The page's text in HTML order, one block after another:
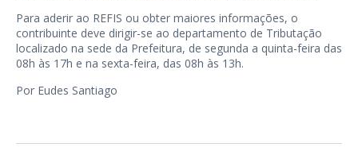
Para aderir ao REFIS ou obter maiores informações, o
contribuinte deve dirigir-se ao departamento de Tributação
localizado na sede da Prefeitura, de segunda a quinta-feira das
08h às 17h e na sexta-feira, das 08h às 13h.
Por Eudes Santiago